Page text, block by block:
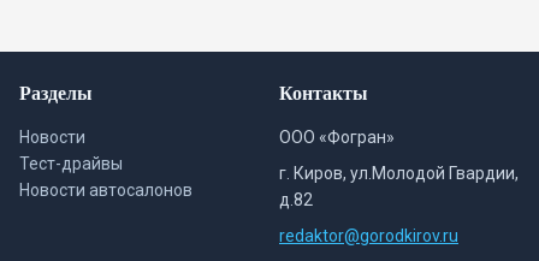
Разделы
Новости
Тест-драйвы
Новости автосалонов
Контакты
ООО «Фогран»
г. Киров, ул.Молодой Гвардии,
д.82
redaktor@gorodkirov.ru